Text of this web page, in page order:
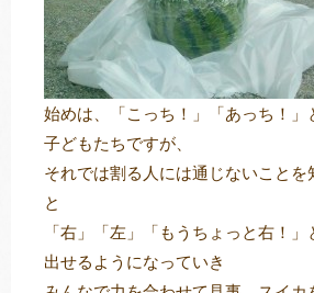
始めは、「こっち！」「あっち！」
子どもたちですが、
それでは割る人には通じないことを
と
「右」「左」「もうちょっと右！
出せるようになっていき